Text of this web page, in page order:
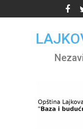
to